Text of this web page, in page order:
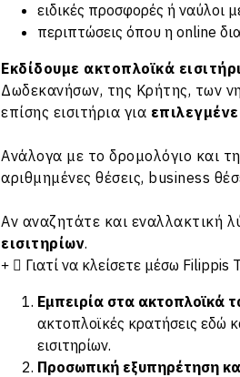
ειδικές προσφορές ή ναύλοι
περιπτώσεις όπου η online
Εκδίδουμε ακτοπλοϊκά
Δωδεκανήσων, της Κρήτης, των
επίσης εισιτήρια για
Ανάλογα με το δρομολόγιο και
αριθμημένες θέσεις, business
Αν αναζητάτε και εναλλακτική
εισιτηρίων.
Γιατί να κλείσετε μέσω Filippis
Εμπειρία στα ακτοπλοϊκά
ακτοπλοϊκές κρατήσεις εδώ
εισιτηρίων.
Προσωπική εξυπηρέτηση